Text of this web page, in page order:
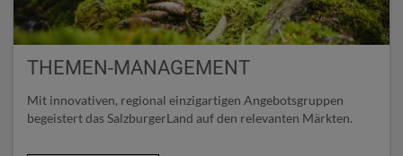
THEMEN-MANAGEMENT
Mit innovativen, regional einzigartigen Angebotsgruppen
begeistert das SalzburgerLand auf den relevanten Märkten.